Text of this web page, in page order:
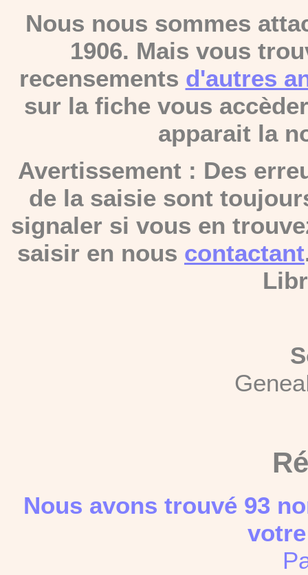
Nous nous sommes
1906. Mais vous
recensements d'autres
sur la fiche vous
apparait la
Avertissement : Des
de la saisie sont
signaler si vous en
saisir en nous contactant
Nous avons trouvé 93